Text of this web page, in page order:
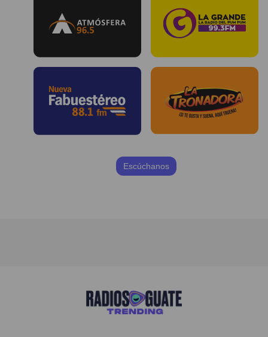
Escúchanos